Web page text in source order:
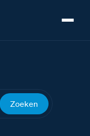
Zoeken